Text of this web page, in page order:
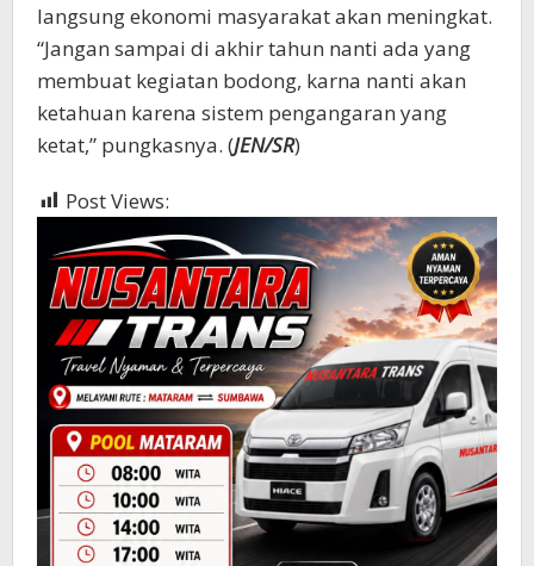
langsung ekonomi masyarakat akan meningkat.
“Jangan sampai di akhir tahun nanti ada yang
membuat kegiatan bodong, karna nanti akan
ketahuan karena sistem pengangaran yang
ketat,” pungkasnya. (JEN/SR)
Post Views: